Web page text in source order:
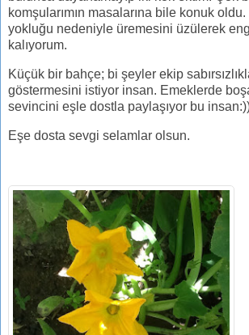
komşularımın masalarına bile konuk
yokluğu nedeniyle üremesini üzülerek
kalıyorum.
Küçük bir bahçe; bi şeyler ekip
göstermesini istiyor insan. Emeklerde
sevincini eşle dostla paylaşıyor bu
Eşe dosta sevgi selamlar olsun.